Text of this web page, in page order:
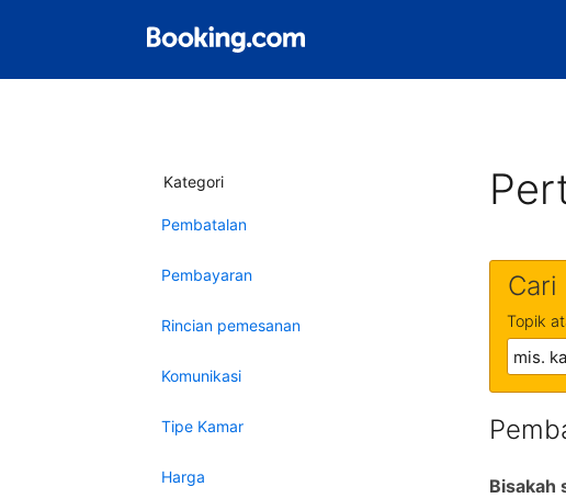
Kategori
Pembatalan
Pembayaran
Rincian pemesanan
Komunikasi
Tipe Kamar
Harga
Cari
Topik
Bisakah